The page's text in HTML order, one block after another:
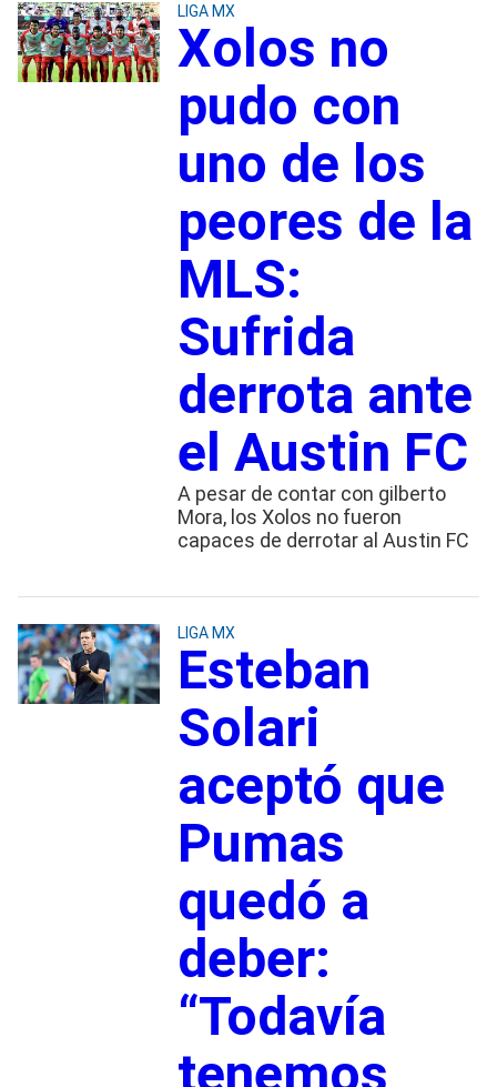
LIGA MX
Xolos no
pudo con
uno de los
peores de la
MLS:
Sufrida
derrota ante
el Austin FC
A pesar de contar con gilberto
Mora, los Xolos no fueron
capaces de derrotar al Austin FC
LIGA MX
Esteban
Solari
aceptó que
Pumas
quedó a
deber:
“Todavía
tenemos